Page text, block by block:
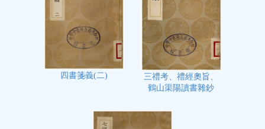
四書箋義(二)
三禮考、禮經奧旨、
鶴山渠陽讀書雜鈔